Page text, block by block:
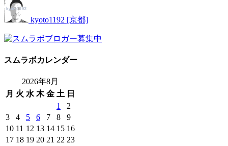
kyoto1192 [京都]
スムラボカレンダー
2026年8月
月 火 水 木 金 土 日
1
2
3
4 5 6 7 8
9
10 11 12 13 14 15 16
17 18 19 20 21 22 23